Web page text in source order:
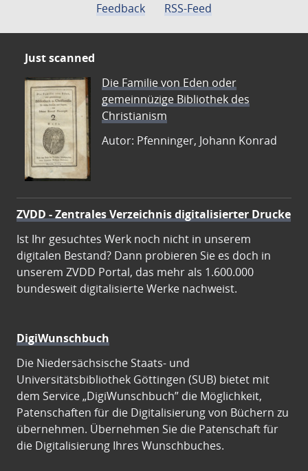
Feedback
RSS-Feed
Just scanned
Die Familie von Eden oder
gemeinnüzige Bibliothek des
Christianism
Autor: Pfenninger, Johann Konrad
ZVDD - Zentrales Verzeichnis digitalisierter Drucke
Ist Ihr gesuchtes Werk noch nicht in unserem
digitalen Bestand? Dann probieren Sie es doch in
unserem ZVDD Portal, das mehr als 1.600.000
bundesweit digitalisierte Werke nachweist.
DigiWunschbuch
Die Niedersächsische Staats- und
Universitätsbibliothek Göttingen (SUB) bietet mit
dem Service „DigiWunschbuch” die Möglichkeit,
Patenschaften für die Digitalisierung von Büchern zu
übernehmen. Übernehmen Sie die Patenschaft für
die Digitalisierung Ihres Wunschbuches.